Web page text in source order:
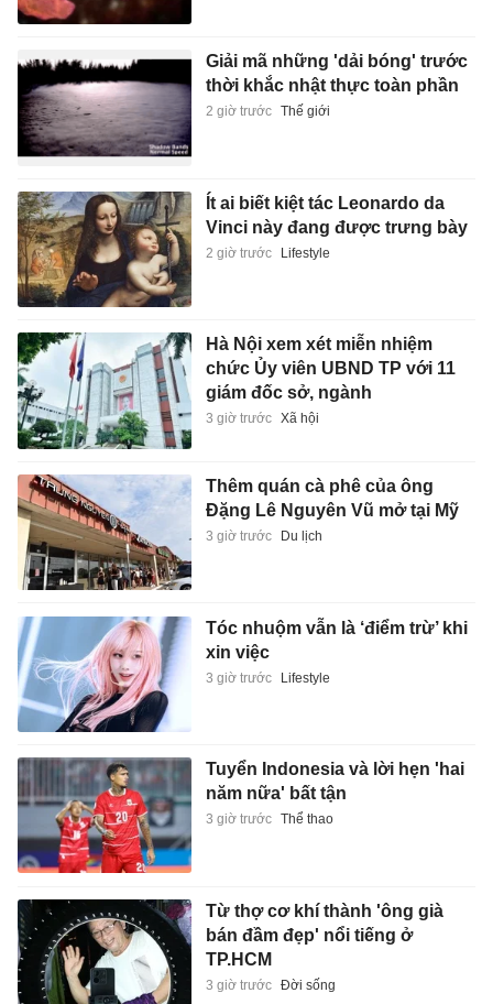
Giải mã những 'dải bóng' trước
thời khắc nhật thực toàn phần
2 giờ trước Thế giới
Ít ai biết kiệt tác Leonardo da
Vinci này đang được trưng bày
2 giờ trước Lifestyle
Hà Nội xem xét miễn nhiệm
chức Ủy viên UBND TP với 11
giám đốc sở, ngành
3 giờ trước Xã hội
Thêm quán cà phê của ông
Đặng Lê Nguyên Vũ mở tại Mỹ
3 giờ trước Du lịch
Tóc nhuộm vẫn là ‘điểm trừ’ khi
xin việc
3 giờ trước Lifestyle
Tuyển Indonesia và lời hẹn 'hai
năm nữa' bất tận
3 giờ trước Thể thao
Từ thợ cơ khí thành 'ông già
bán đầm đẹp' nổi tiếng ở
TP.HCM
3 giờ trước Đời sống